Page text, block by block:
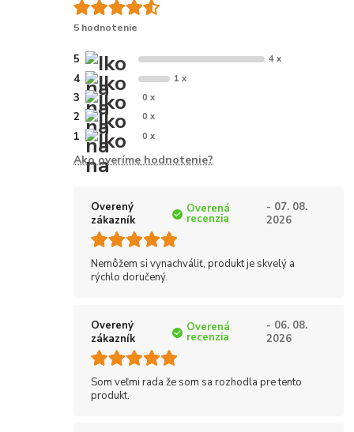
5 hodnotenie
5 4 x
4 1 x
3 0 x
2 0 x
1 0 x
Ako overíme hodnotenie?
Overený
zákazník
Overená
recenzia
- 07. 08.
2026
Nemôžem si vynachváliť, produkt je skvelý a
rýchlo doručený.
Overený
zákazník
Overená
recenzia
- 06. 08.
2026
Som veľmi rada že som sa rozhodla pre tento
produkt.